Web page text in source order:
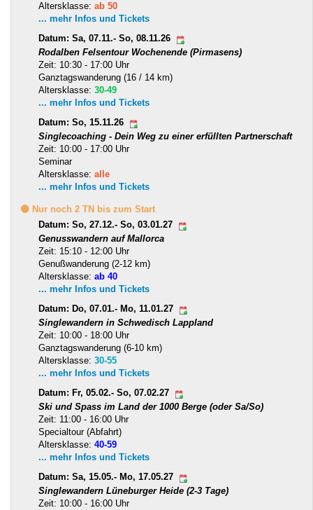
Altersklasse: ab 50
... mehr Infos und Tickets
Datum: Sa, 07.11.- So, 08.11.26
Rodalben Felsentour Wochenende (Pirmasens)
Zeit: 10:30 - 17:00 Uhr
Ganztagswanderung (16 / 14 km)
Altersklasse: 30-49
... mehr Infos und Tickets
Datum: So, 15.11.26
Singlecoaching - Dein Weg zu einer erfüllten Partnerschaft
Zeit: 10:00 - 17:00 Uhr
Seminar
Altersklasse: alle
... mehr Infos und Tickets
🟡 Nur noch 2 TN bis zum Start
Datum: So, 27.12.- So, 03.01.27
Genusswandern auf Mallorca
Zeit: 15:10 - 12:00 Uhr
Genußwanderung (2-12 km)
Altersklasse: ab 40
... mehr Infos und Tickets
Datum: Do, 07.01.- Mo, 11.01.27
Singlewandern in Schwedisch Lappland
Zeit: 10:00 - 18:00 Uhr
Ganztagswanderung (6-10 km)
Altersklasse: 30-55
... mehr Infos und Tickets
Datum: Fr, 05.02.- So, 07.02.27
Ski und Spass im Land der 1000 Berge (oder Sa/So)
Zeit: 11:00 - 16:00 Uhr
Specialtour (Abfahrt)
Altersklasse: 40-59
... mehr Infos und Tickets
Datum: Sa, 15.05.- Mo, 17.05.27
Singlewandern Lüneburger Heide (2-3 Tage)
Zeit: 10:00 - 16:00 Uhr